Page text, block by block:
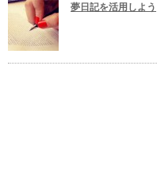
夢日記を活用しよう